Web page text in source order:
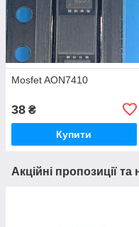
Mosfet AON7410
38 ₴
Купити
Акційні пропозиції та